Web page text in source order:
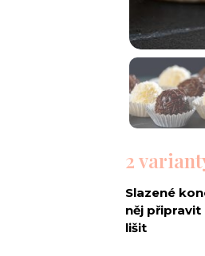
2
Slazené
něj
lišit